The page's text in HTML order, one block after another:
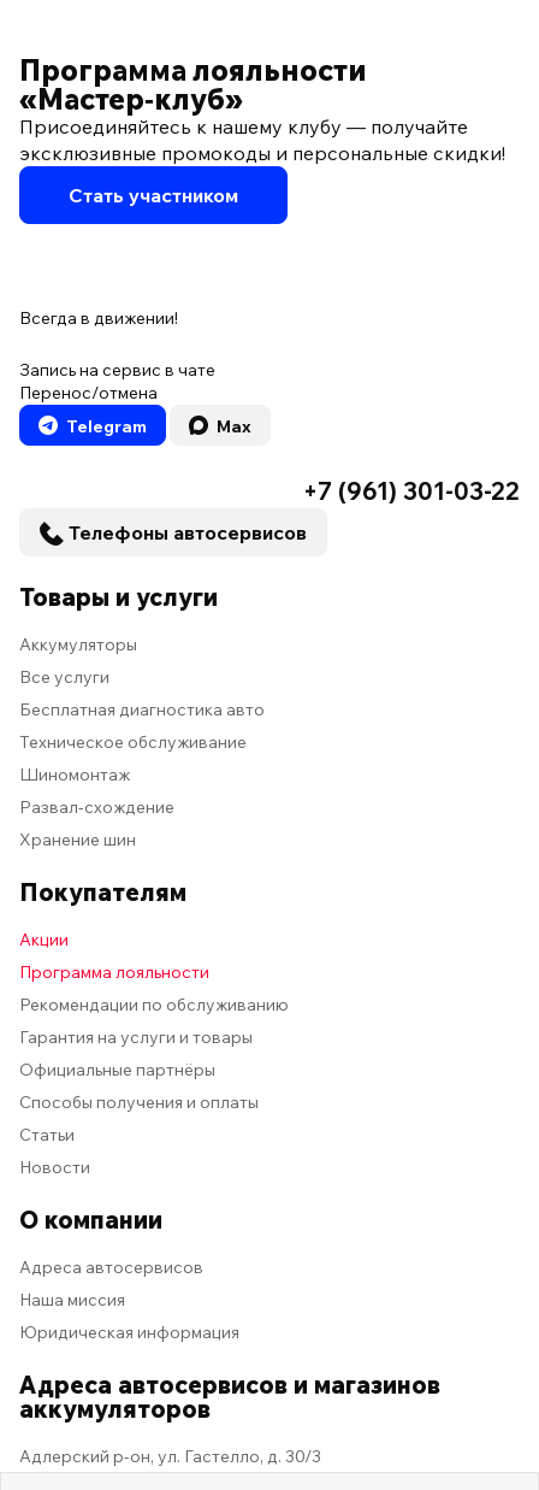
Программа лояльности
«Мастер‑клуб»
Присоединяйтесь к нашему клубу — получайте
эксклюзивные промокоды и персональные скидки!
Стать участником
Всегда в движении!
Запись на сервис в чате
Перенос/отмена
Telegram
Max
+7 (961) 301-03-22
Телефоны автосервисов
Товары и услуги
Аккумуляторы
Все услуги
Бесплатная диагностика авто
Техническое обслуживание
Шиномонтаж
Развал-схождение
Хранение шин
Покупателям
Акции
Программа лояльности
Рекомендации по обслуживанию
Гарантия на услуги и товары
Официальные партнёры
Способы получения и оплаты
Статьи
Новости
О компании
Адреса автосервисов
Наша миссия
Юридическая информация
Адреса автосервисов и магазинов
аккумуляторов
Адлерский р-он, ул. Гастелло, д. 30/3